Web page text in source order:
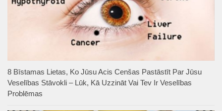
8 Bīstamas Lietas, Ko Jūsu Acis Cenšas Pastāstīt Par Jūsu
Veselības Stāvokli – Lūk, Kā Uzzināt Vai Tev Ir Veselības
Problēmas